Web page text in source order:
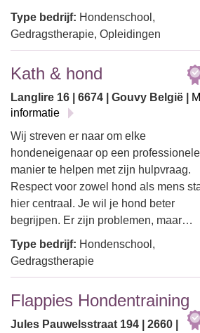
Type bedrijf: Hondenschool,
Gedragstherapie, Opleidingen
Kath & hond
Langlire 16 | 6674 | Gouvy België |
informatie
Wij streven er naar om elke
hondeneigenaar op een professionele
manier te helpen met zijn hulpvraag.
Respect voor zowel hond als mens
hier centraal. Je wil je hond beter
begrijpen. Er zijn problemen, maar…
Type bedrijf: Hondenschool,
Gedragstherapie
Flappies Hondentraining
Jules Pauwelsstraat 194 | 2660 |